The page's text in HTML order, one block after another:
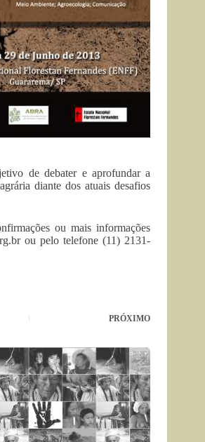
de debater e aprofundar a
diante dos atuais desafios
ou mais informações
ou pelo telefone (11) 2131-
PRÓXIMO